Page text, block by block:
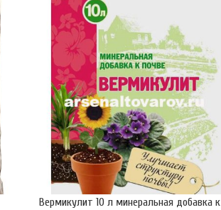
Вермикулит 10 л минеральная добавка к